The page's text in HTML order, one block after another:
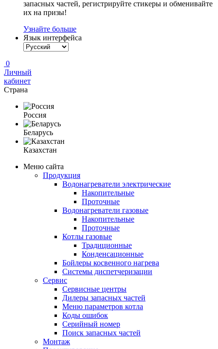
запасных частей, регистрируйте стикеры и обменивайте
их на призы!
Узнайте больше
Язык интерфейса
0
Личный
кабинет
Страна
Россия
Беларусь
Казахстан
Меню сайта
Продукция
Водонагреватели электрические
Накопительные
Проточные
Водонагреватели газовые
Накопительные
Проточные
Котлы газовые
Традиционные
Конденсационные
Бойлеры косвенного нагрева
Системы диспетчеризации
Сервис
Сервисные центры
Дилеры запасных частей
Меню параметров котла
Коды ошибок
Серийный номер
Поиск запасных частей
Монтаж